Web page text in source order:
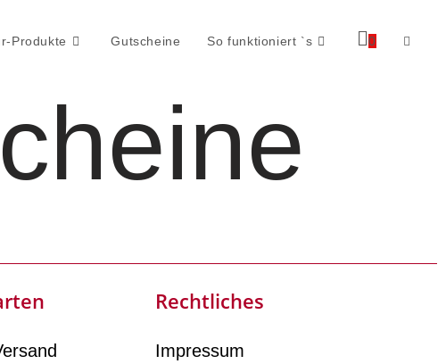
Produkte Gutscheine So funktioniert `s 0
Rechtliches
Impressum